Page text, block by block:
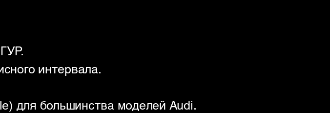
интервала.
для большинства моделей Audi.